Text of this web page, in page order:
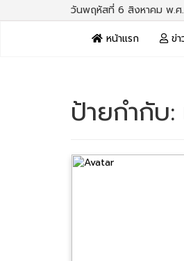
วันพฤหัสที่ 6 สิงหาคม พ.ศ
หน้าแรก
ข่า
ป้ายกำกับ: